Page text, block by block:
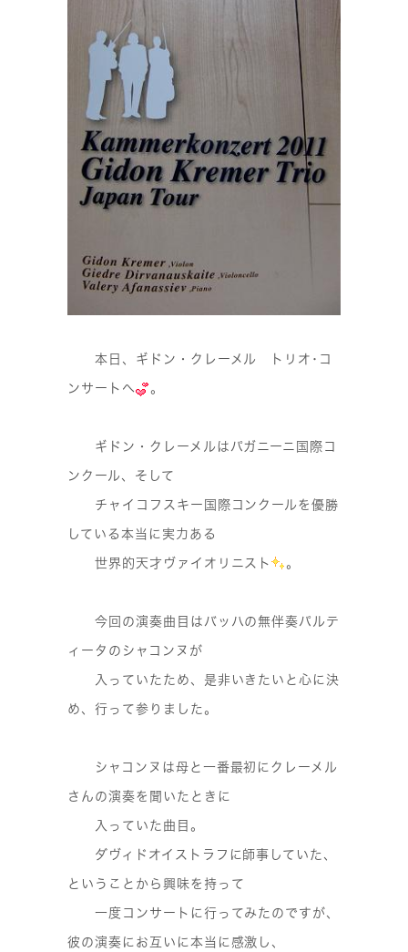
本日、ギドン・クレーメル トリオ･コ
ンサートへ 。
ギドン・クレーメルはパガニーニ国際コ
ンクール、そして
チャイコフスキー国際コンクールを優勝
している本当に実力ある
世界的天才ヴァイオリニスト 。
今回の演奏曲目はバッハの無伴奏パルテ
ィータのシャコンヌが
入っていたため、是非いきたいと心に決
め、行って参りました。
シャコンヌは母と一番最初にクレーメル
さんの演奏を聞いたときに
入っていた曲目。
ダヴィドオイストラフに師事していた、
ということから興味を持って
一度コンサートに行ってみたのですが、
彼の演奏にお互いに本当に感激し、